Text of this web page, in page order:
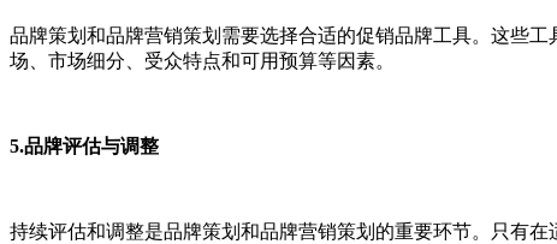
品牌策划和品牌营销策划需要选择合适的促销品牌工具。这些
场、市场细分、受众特点和可用预算等因素。
5.品牌评估与调整
持续评估和调整是品牌策划和品牌营销策划的重要环节。只有